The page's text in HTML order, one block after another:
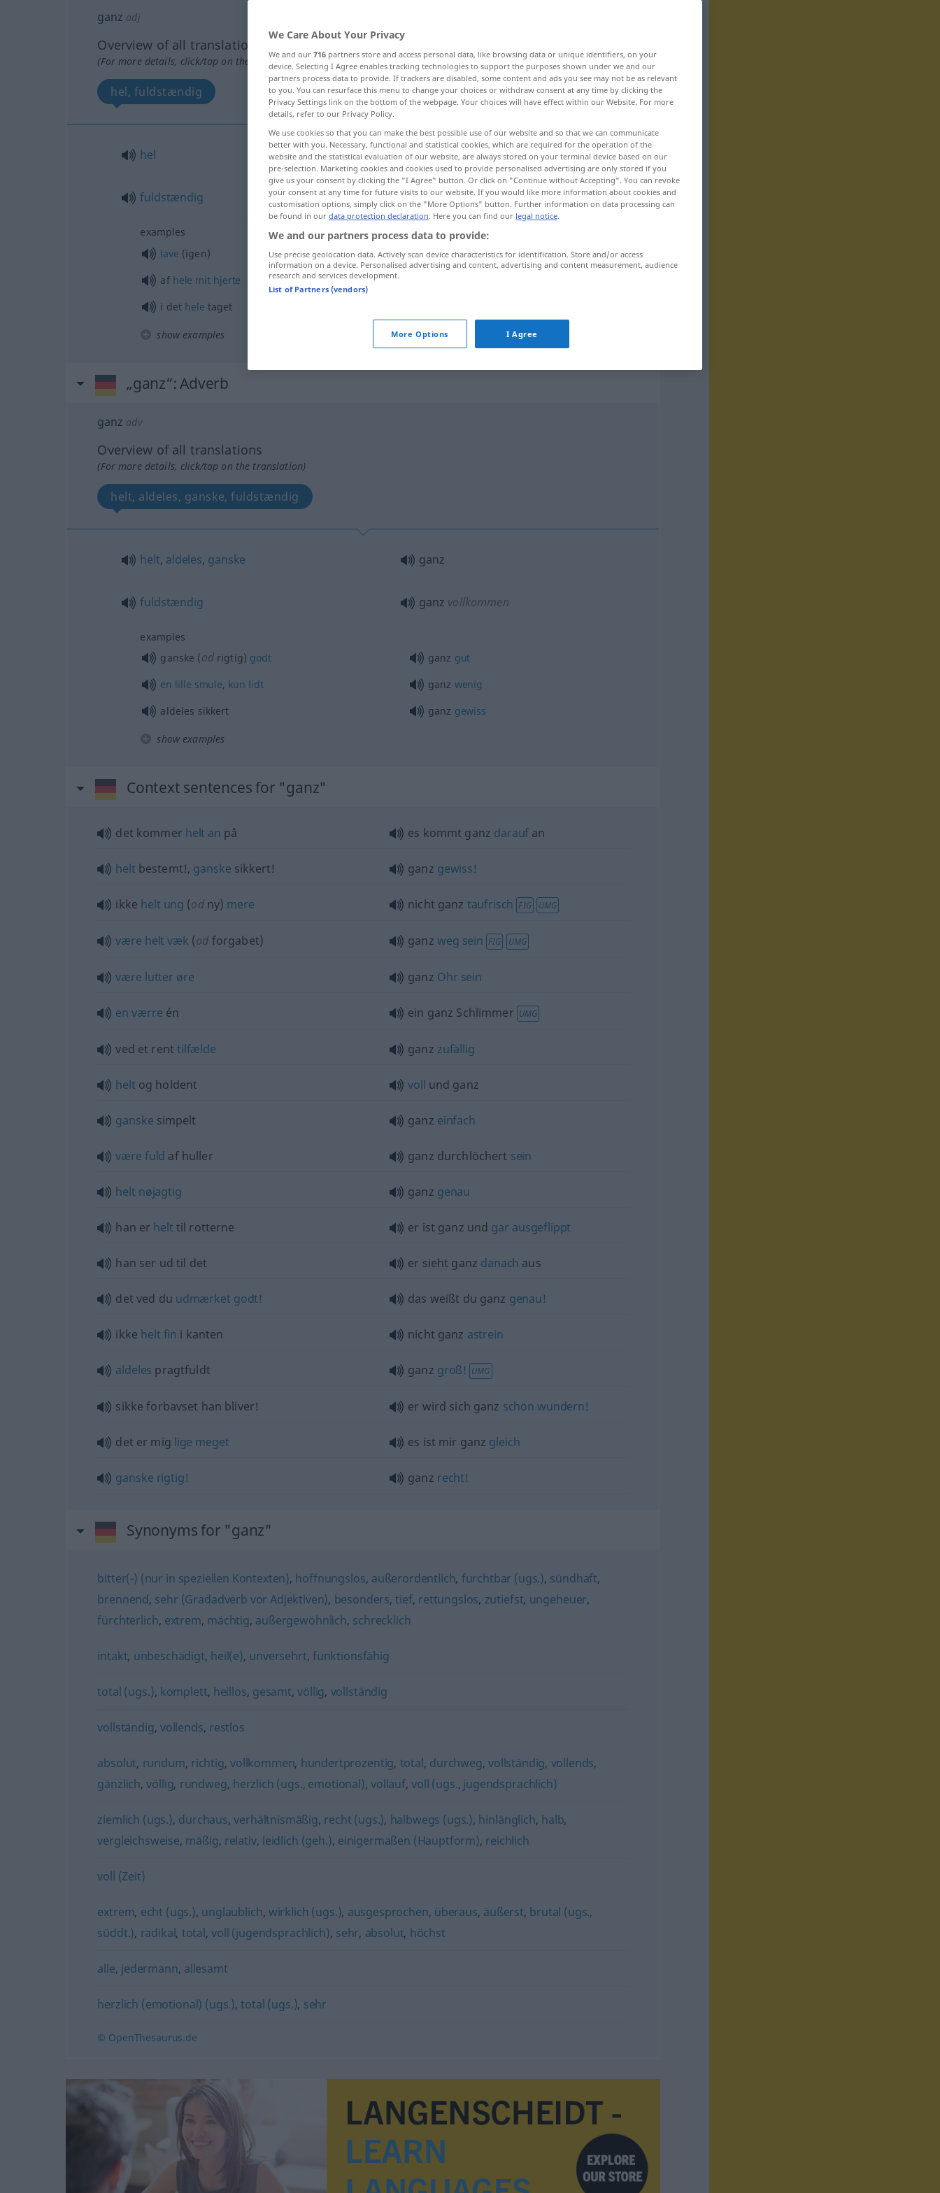
ganz adj
Overview of all translations
(For more details, click/tap on the translation)
hel, fuldstændig
hel ganz
fuldstændig ganz vollkommen
examples
lave (igen) wiederganzmachen
af hele mit hjerte
i det hele taget
show examples
„ganz“: Adverb
ganz adv
Overview of all translations
(For more details, click/tap on the translation)
helt, aldeles, ganske, fuldstændig
helt, aldeles, ganske ganz
fuldstændig ganz vollkommen
examples
ganske (odrigtig) godt ganz gut
en lille smule, kun lidt ganz wenig
aldeles sikkert
ganz gewiss
show examples
Context sentences for "ganz"
det kommer helt an på es kommt ganz darauf an
helt bestemt!, ganske sikkert! ganz gewiss!
ikke helt ung (odny) mere nicht ganz taufrisch FIG UMG
være helt væk (od forgabet) ganz weg sein FIG UMG
være lutter øre ganz Ohr sein
en værre én ein ganz Schlimmer UMG
ved et renttilfælde ganz zufällig
helt og holdent voll und ganz
ganske simpelt ganz einfach
være fuld af huller ganz durchlöchert sein
helt nøjagtig ganz genau
han er helt til rotterne er ist ganz und gar ausgeflippt
han ser ud til det er sieht ganz danach aus
det ved du udmærket godt! das weißt du ganz genau!
ikke helt fin i kanten nicht ganz astrein
aldeles pragtfuldt ganz groß! UMG
sikke forbavset han bliver! er wird sich ganz schön wundern!
det er mig lige meget es ist mir ganz gleich
ganske rigtig! ganz recht!
Synonyms for "ganz"
bitter(-) (nur in speziellen Kontexten), hoffnungslos, außerordentlich, furchtbar (ugs.), sündhaft,
brennend, sehr (Gradadverb vor Adjektiven), besonders,tief, rettungslos, zutiefst, ungeheuer,
fürchterlich, extrem, mächtig, außergewöhnlich, schrecklich
intakt, unbeschädigt, heil(e), unversehrt, funktionsfähig
total (ugs.), komplett, heillos, gesamt,völlig, vollständig
vollständig, vollends, restlos
absolut, rundum, richtig,vollkommen, hundertprozentig, total, durchweg, vollständig, vollends,
gänzlich,völlig, rundweg, herzlich (ugs., emotional),vollauf,voll (ugs., jugendsprachlich)
ziemlich (ugs.), durchaus,verhältnismäßig, recht (ugs.), halbwegs (ugs.), hinlänglich, halb,
vergleichsweise, mäßig, relativ, leidlich (geh.), einigermaßen (Hauptform), reichlich
voll (Zeit)
extrem, echt (ugs.), unglaublich, wirklich (ugs.), ausgesprochen, überaus, äußerst, brutal (ugs.,
süddt.), radikal, total,voll (jugendsprachlich), sehr, absolut, höchst
alle, jedermann, allesamt
herzlich (emotional) (ugs.),total (ugs.), sehr
© OpenThesaurus.de
We Care About Your Privacy
We and our 716 partners store and access personal data, like browsing data or unique identifiers, on your
device. Selecting I Agree enables tracking technologies to support the purposes shown under we and our
partners process data to provide. If trackers are disabled, some content and ads you see may not be as relevant
to you. You can resurface this menu to change your choices or withdraw consent at any time by clicking the
Privacy Settings link on the bottom of the webpage. Your choices will have effect within our Website. For more
details, refer to our Privacy Policy.
We use cookies so that you can make the best possible use of our website and so that we can communicate
better with you. Necessary, functional and statistical cookies, which are required for the operation of the
website and the statistical evaluation of our website, are always stored on your terminal device based on our
pre-selection. Marketing cookies and cookies used to provide personalised advertising are only stored if you
give us your consent by clicking the "I Agree" button. Or click on "Continue without Accepting". You can revoke
your consent at any time for future visits to our website. If you would like more information about cookies and
customisation options, simply click on the "More Options" button. Further information on data processing can
be found in our data protection declaration. Here you can find our legal notice.
We and our partners process data to provide:
Use precise geolocation data. Actively scan device characteristics for identification. Store and/or access
information on a device. Personalised advertising and content, advertising and content measurement, audience
research and services development.
List of Partners (vendors)
More Options I Agree